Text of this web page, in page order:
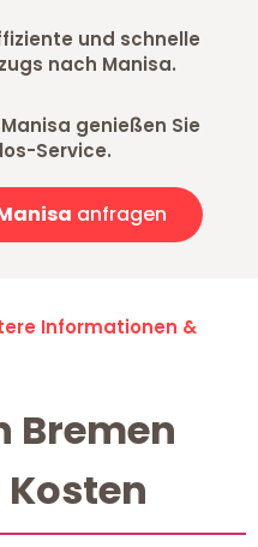
und schnelle
nach Manisa.
genießen Sie
Service.
anfragen
Informationen &
Bremen